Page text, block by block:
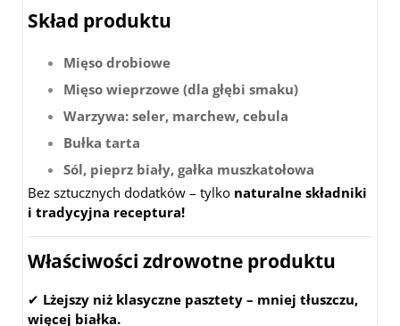
Skład produktu
Mięso drobiowe
Mięso wieprzowe (dla głębi smaku)
Warzywa: seler, marchew, cebula
Bułka tarta
Sól, pieprz biały, gałka muszkatołowa
Bez sztucznych dodatków – tylko naturalne składniki
i tradycyjna receptura!
Właściwości zdrowotne produktu
✔ Lżejszy niż klasyczne pasztety – mniej tłuszczu,
więcej białka.